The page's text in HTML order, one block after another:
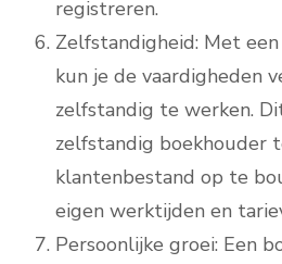
registreren.
Zelfstandigheid: Met
kun je de vaardigheden
zelfstandig te werken.
zelfstandig boekhouder
klantenbestand op te
eigen werktijden en
Persoonlijke groei: Een